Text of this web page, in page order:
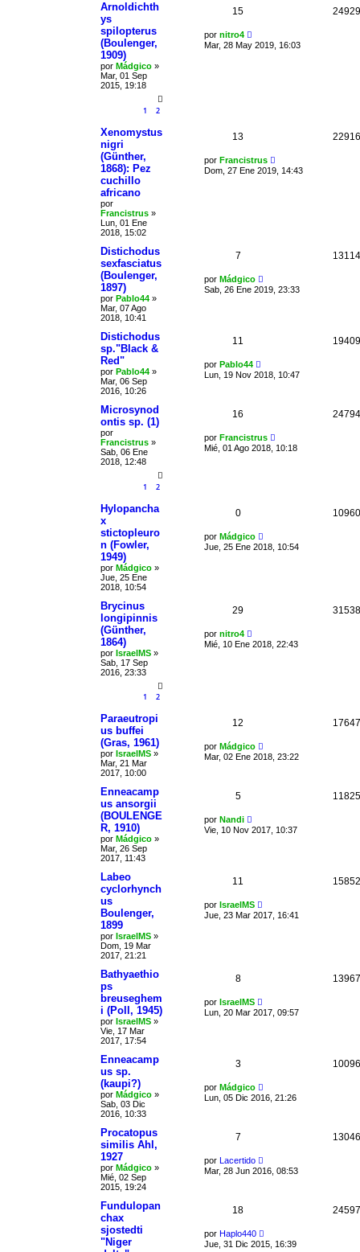
Arnoldichth
ys
spilopterus
(Boulenger,
1909)
por Mádgico »
Mar, 01 Sep
2015, 19:18
1 2
15 24929
por nitro4
Mar, 28 May 2019, 16:03
Xenomystus
nigri
(Günther,
1868): Pez
cuchillo
africano
por
Francistrus »
Lun, 01 Ene
2018, 15:02
13 22916
por Francistrus
Dom, 27 Ene 2019, 14:43
Distichodus
sexfasciatus
(Boulenger,
1897)
por Pablo44 »
Mar, 07 Ago
2018, 10:41
7 13114
por Mádgico
Sab, 26 Ene 2019, 23:33
Distichodus
sp."Black &
Red"
por Pablo44 »
Mar, 06 Sep
2016, 10:26
11 19409
por Pablo44
Lun, 19 Nov 2018, 10:47
Microsynod
ontis sp. (1)
por
Francistrus »
Sab, 06 Ene
2018, 12:48
1 2
16 24794
por Francistrus
Mié, 01 Ago 2018, 10:18
Hylopancha
x
stictopleuro
n (Fowler,
1949)
por Mádgico »
Jue, 25 Ene
2018, 10:54
0 10960
por Mádgico
Jue, 25 Ene 2018, 10:54
Brycinus
longipinnis
(Günther,
1864)
por IsraelMS »
Sab, 17 Sep
2016, 23:33
1 2
29 31538
por nitro4
Mié, 10 Ene 2018, 22:43
Paraeutropi
us buffei
(Gras, 1961)
por IsraelMS »
Mar, 21 Mar
2017, 10:00
12 17647
por Mádgico
Mar, 02 Ene 2018, 23:22
Enneacamp
us ansorgii
(BOULENGE
R, 1910)
por Mádgico »
Mar, 26 Sep
2017, 11:43
5 11825
por Nandi
Vie, 10 Nov 2017, 10:37
Labeo
cyclorhynch
us
Boulenger,
1899
por IsraelMS »
Dom, 19 Mar
2017, 21:21
11 15852
por IsraelMS
Jue, 23 Mar 2017, 16:41
Bathyaethio
ps
breuseghem
i (Poll, 1945)
por IsraelMS »
Vie, 17 Mar
2017, 17:54
8 13967
por IsraelMS
Lun, 20 Mar 2017, 09:57
Enneacamp
us sp.
(kaupi?)
por Mádgico »
Sab, 03 Dic
2016, 10:33
3 10096
por Mádgico
Lun, 05 Dic 2016, 21:26
Procatopus
similis Ahl,
1927
por Mádgico »
Mié, 02 Sep
2015, 19:24
7 13046
por
Lacertido
Mar, 28 Jun 2016, 08:53
Fundulopan
chax
sjostedti
"Niger
18 24597
por Haplo440
Jue, 31 Dic 2015, 16:39